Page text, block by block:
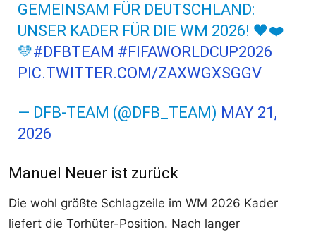
GEMEINSAM FÜR DEUTSCHLAND:
UNSER KADER FÜR DIE WM 2026! 🖤❤️
💛#DFBTEAM #FIFAWORLDCUP2026
PIC.TWITTER.COM/ZAXWGXSGGV
— DFB-TEAM (@DFB_TEAM) MAY 21,
2026
Manuel Neuer ist zurück
Die wohl größte Schlagzeile im WM 2026 Kader
liefert die Torhüter-Position. Nach langer